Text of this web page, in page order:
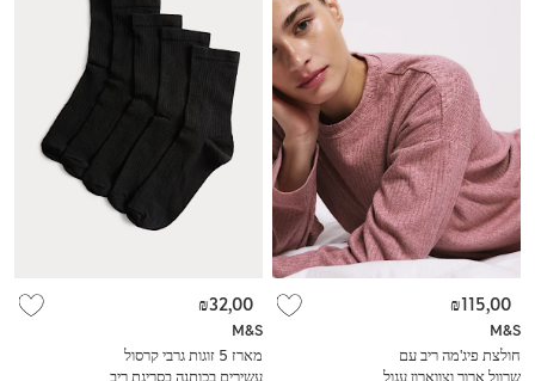
M&S
חולצת פיג'מה ריב עם
שרוול ארוך וצווארון עגול
₪115,00
M&S
מארז 5 זוגות גרבי קרסול
עשירים בכותנה בסריגת ריב
₪32,00